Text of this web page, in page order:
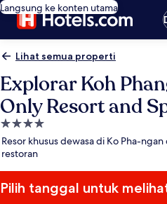
Langsung ke konten utama
Lihat semua properti
Explorar Koh
Only Resort and
Properti
bintang
4.0
Resor khusus dewasa di Ko Pha-
restoran
Pilih tanggal untuk